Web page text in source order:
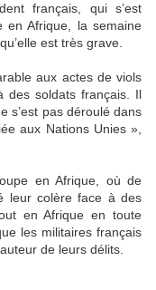
français, qui s’est
en Afrique, la semaine
est très grave.
aux actes de viols
des soldats français. Il
s’est pas déroulé dans
aux Nations Unies »,
en Afrique, où de
leur colère face à des
en Afrique en toute
les militaires français
de leurs délits.